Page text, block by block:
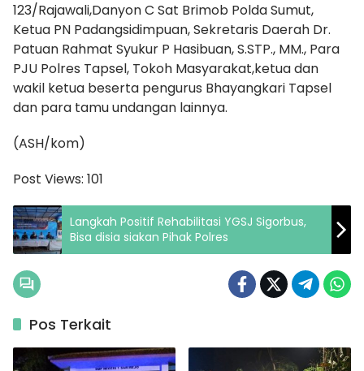
123/Rajawali,Danyon C Sat Brimob Polda Sumut,
Ketua PN Padangsidimpuan, Sekretaris Daerah Dr.
Patuan Rahmat Syukur P Hasibuan, S.STP., MM., Para
PJU Polres Tapsel, Tokoh Masyarakat,ketua dan
wakil ketua beserta pengurus Bhayangkari Tapsel
dan para tamu undangan lainnya.
(ASH/kom)
Post Views: 101
Langkah Positif Rehabilitasi YGSJ Sigorbus,
Bisa disia siakan Pihak Polres
Pos Terkait